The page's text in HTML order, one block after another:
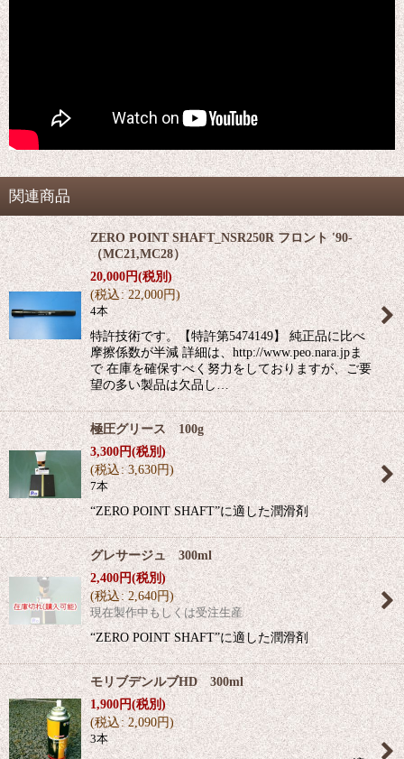
関連商品
ZERO POINT SHAFT_NSR250R フロント '90-
（MC21,MC28）
20,000円(税別)
(税込: 22,000円)
4本
特許技術です。【特許第5474149】 純正品に比べ
摩擦係数が半減 詳細は、http://www.peo.nara.jpま
で 在庫を確保すべく努力をしておりますが、ご要
望の多い製品は欠品し…
極圧グリース 100g
3,300円(税別)
(税込: 3,630円)
7本
“ZERO POINT SHAFT”に適した潤滑剤
グレサージュ 300ml
2,400円(税別)
(税込: 2,640円)
現在製作中もしくは受注生産
“ZERO POINT SHAFT”に適した潤滑剤
モリブデンルブHD 300ml
1,900円(税別)
(税込: 2,090円)
3本